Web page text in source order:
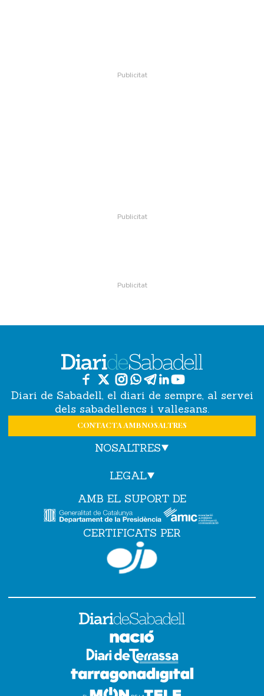
Diari de Sabadell, el diari de sempre, al servei
dels sabadellencs i vallesans.
CONTACTA AMB NOSALTRES
NOSALTRES
LEGAL
AMB EL SUPORT DE
CERTIFICATS PER